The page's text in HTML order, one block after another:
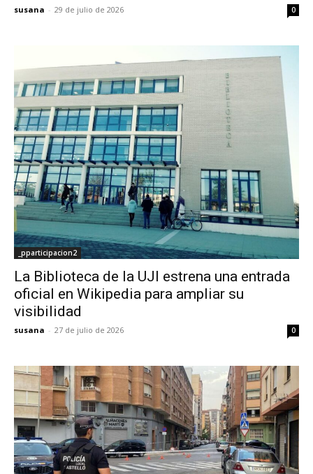
susana - 29 de julio de 2026 0
_pparticipacion2
La Biblioteca de la UJI estrena una entrada
oficial en Wikipedia para ampliar su
visibilidad
susana - 27 de julio de 2026 0